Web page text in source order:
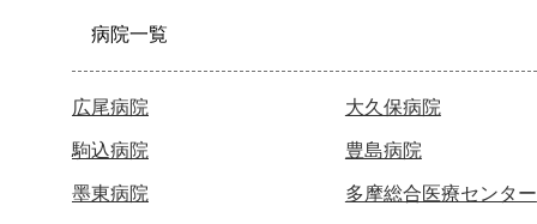
病院一覧
広尾病院 大久保病院
駒込病院 豊島病院
墨東病院 多摩総合医療センター